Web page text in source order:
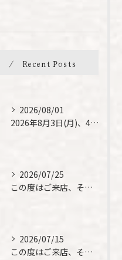
Recent Posts
2026/08/01
2026年8月3日(月)、4日(火)は、臨時休業させて頂きま...
2026/07/25
この度はご来店、そして素敵なご紹介誠にありがとうございます✨...
2026/07/15
この度はご来店、そして素敵なご紹介誠にありがとうございます✨...